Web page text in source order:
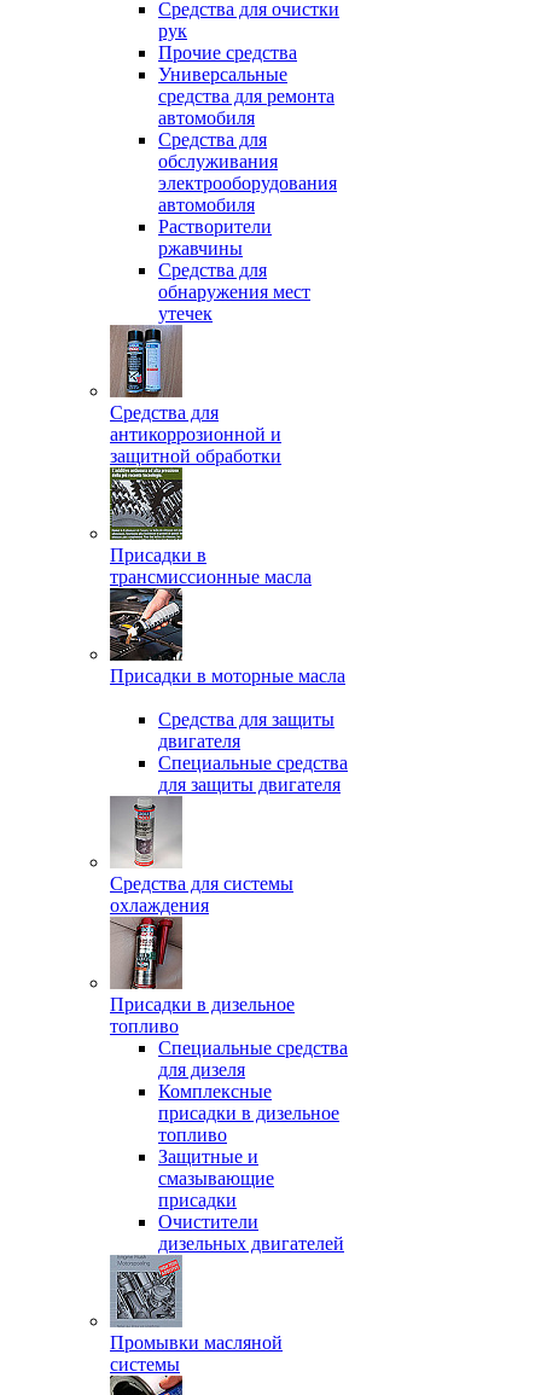
Средства для очистки
рук
Прочие средства
Универсальные
средства для ремонта
автомобиля
Средства для
обслуживания
электрооборудования
автомобиля
Растворители
ржавчины
Средства для
обнаружения мест
утечек
Средства для
антикоррозионной и
защитной обработки
Присадки в
трансмиссионные масла
Присадки в моторные масла
Средства для защиты
двигателя
Специальныe средства
для защиты двигателя
Средства для системы
охлаждения
Присадки в дизельное
топливо
Спeциальные средства
для дизеля
Комплексные
присадки в дизельное
топливо
Защитные и
смазывающие
присадки
Очистители
дизельных двигателей
Промывки масляной
системы